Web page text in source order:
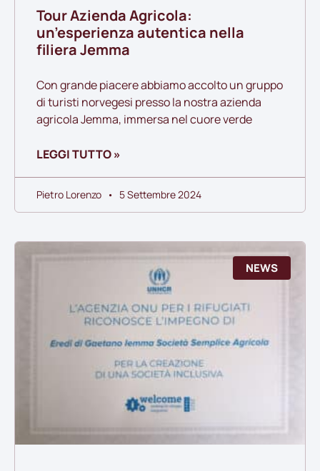
Tour Azienda Agricola:
un’esperienza autentica nella
filiera Jemma
Con grande piacere abbiamo accolto un gruppo
di turisti norvegesi presso la nostra azienda
agricola Jemma, immersa nel cuore verde
LEGGI TUTTO »
Pietro Lorenzo 5 Settembre 2024
NEWS